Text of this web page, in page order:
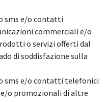
sms e/o contatti
commerciali e/o
o servizi offerti dal
di soddisfazione sulla
sms e/o contatti telefonici
o promozionali di altre